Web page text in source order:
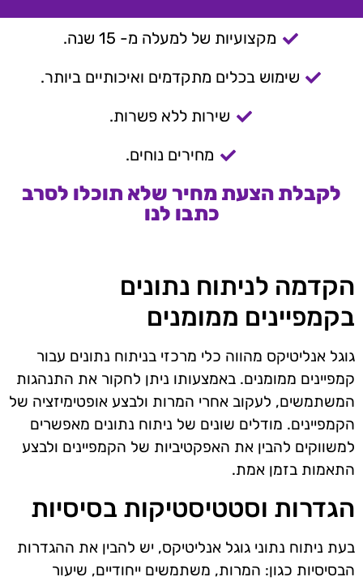
מקצועיות של למעלה מ- 15 שנה.
שימוש בכלים מתקדמים ואיכותיים ביותר.
שירות ללא פשרות.
מחירים נוחים.
לקבלת הצעת מחיר שלא תוכלו לסרב
כתבו לנו
הקדמה לניתוח נתונים
בקמפיינים ממומנים
גוגל אנליטיקס מהווה כלי מרכזי בניתוח נתונים עבור
קמפיינים ממומנים. באמצעותו ניתן לחקור את התנהגות
המשתמשים, לעקוב אחרי המרות ולבצע אופטימיזציה של
הקמפיינים. מודלים שונים של ניתוח נתונים מאפשרים
למשווקים להבין את האפקטיביות של הקמפיינים ולבצע
התאמות בזמן אמת.
הגדרות וסטטיסטיקות בסיסיות
בעת ניתוח נתוני גוגל אנליטיקס, יש להבין את ההגדרות
הבסיסיות כגון: המרות, משתמשים ייחודיים, שיעור